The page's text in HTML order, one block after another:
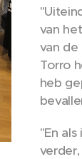
van
van de
Torro
heb
"En